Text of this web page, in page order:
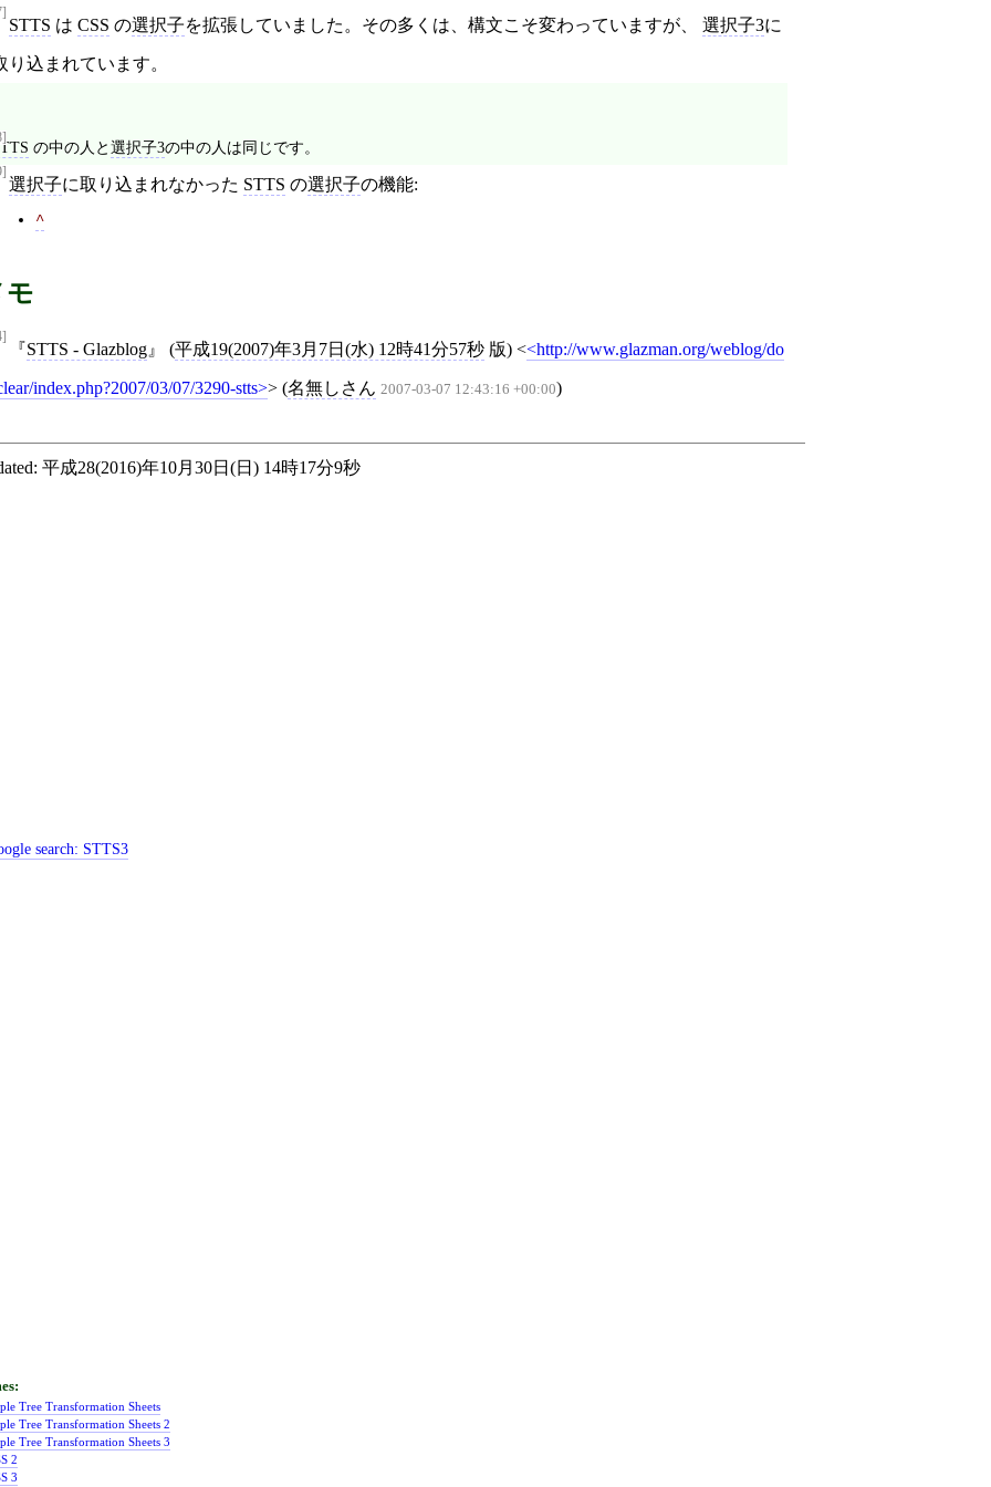
STTS は CSS の選択子を拡張していました。その多くは、構文こそ変わっていますが、 選択子3に
り込まれています。
の中の人と選択子3の中の人は同じです。
選択子に取り込まれなかった STTS の選択子の機能:
^
モ
STTS - Glazblog (平成19(2007)年3月7日(水) 12時41分57秒 版) < http://www.glazman.org/weblog/do
index.php?2007/03/07/3290-stts > (名無しさん 2007-03-07 12:43:16 +00:00)
平成28(2016)年10月30日(日) 14時17分9秒
search: STTS3
Tree Transformation Sheets
Tree Transformation Sheets 2
Tree Transformation Sheets 3
2
3